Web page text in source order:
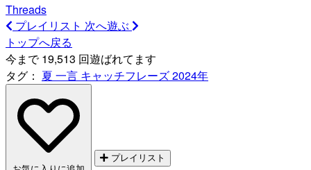
Threads
プレイリスト 次へ遊ぶ
トップへ戻る
今まで 19,513 回遊ばれてます
タグ： 夏 一言 キャッチフレーズ2024年
プレイリスト